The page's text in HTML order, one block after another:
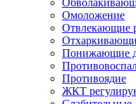
Омоложение
Отвлекающие
Понижающие
Противоядие
ЖКТ